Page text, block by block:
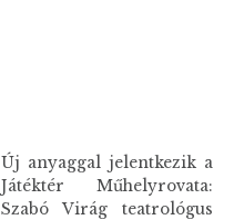
Új anyaggal jelentkezik a
Játéktér Műhelyrovata:
Szabó Virág teatrológus